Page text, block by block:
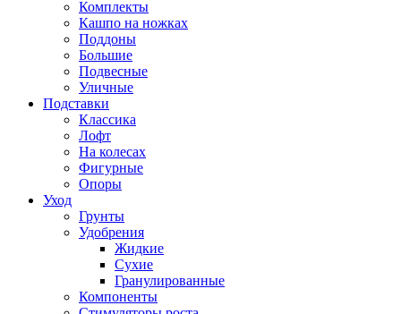
Комплекты
Кашпо на ножках
Поддоны
Большие
Подвесные
Уличные
Подставки
Классика
Лофт
На колесах
Фигурные
Опоры
Уход
Грунты
Удобрения
Жидкие
Сухие
Гранулированные
Компоненты